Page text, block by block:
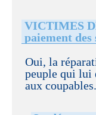
VICTIMES
paiement des
Oui, la
peuple qui lui
aux coupables.